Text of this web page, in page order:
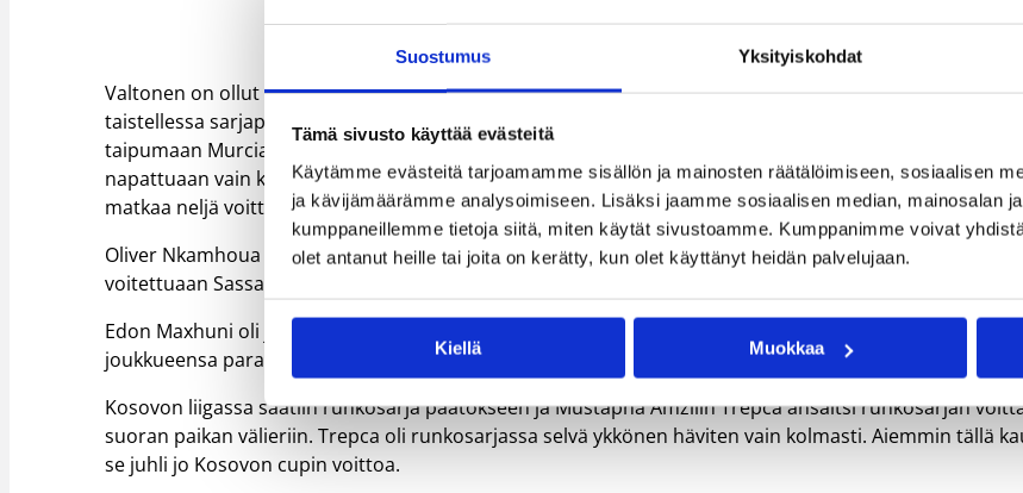
Suostumus Yksityiskohdat
Tämä sivusto käyttää evästeitä
Käytämme evästeitä tarjoamamme sisällön ja mainosten räätälöimiseen, sosiaalisen
ja kävijämäärämme analysoimiseen. Lisäksi jaamme sosiaalisen median, mainosalan
kumppaneillemme tietoja siitä, miten käytät sivustoamme. Kumppanimme voivat
olet antanut heille tai joita on kerätty, kun olet käyttänyt heidän palvelujaan.
Kiellä Muokkaa
Valtonen on ollut sivussa joulukuun alusta saakka, mutta palasi Granadan kokoonpanoon joukkueen
taistellessa sarjapaikastaan. Valtonen oli heti avausviisikossa ja heitti 10 pistettä, mutta Granada joutui
taipumaan Murcian vieraana 91-107. Granadan tilanne on haastava, sillä se on sarjassa viimeisenä
napattuaan vain kolme voittoa kauden aikana. Runkosarjaa on jäljellä vielä kahdeksan ottelua ja
matkaa neljä voittoa.
Oliver Nkamhoua oli jälleen Varesen avainpelaajia, kun joukkue kiipesi pudotuspelipaikalle
voitettuaan Sassarin kotonaan niukasti 91-90. Nkamhoua loisti 18 pisteellä ja viidellä levypallolla.
Edon Maxhuni oli jälleen loistoiskussa heitettyään 21 pistettä Gravelines-Dunkerquelle. Maxhuni oli
joukkueensa paras pistemies, mutta se ei riittänyt Limogesin oltua kotikentällään vahvempi 93-64.
Kosovon liigassa saatiin runkosarja päätökseen ja Mustapha Amzilin Trepca ansaitsi runkosarjan
suoran paikan välieriin. Trepca oli runkosarjassa selvä ykkönen häviten vain kolmasti. Aiemmin tällä
se juhli jo Kosovon cupin voittoa.